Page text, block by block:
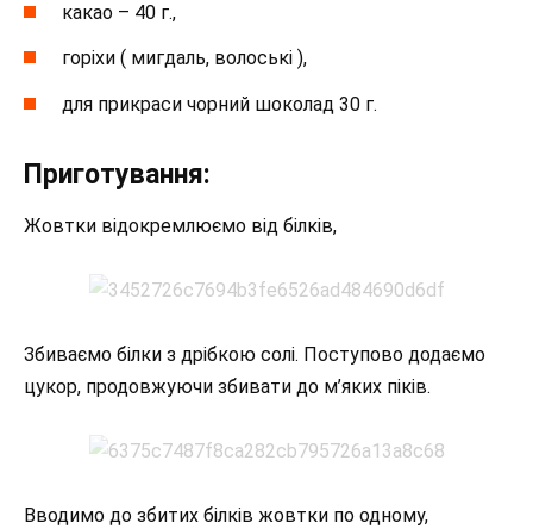
какао – 40 г.,
горіхи ( мигдаль, волоські ),
для прикраси чорний шоколад 30 г.
Приготування:
Жовтки відокремлюємо від білків,
Збиваємо білки з дрібкою солі. Поступово додаємо
цукор, продовжуючи збивати до м’яких піків.
Вводимо до збитих білків жовтки по одному,